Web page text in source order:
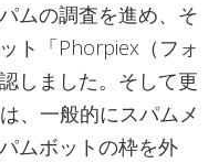
ムの調査を進め、そ
ト「Phorpiex（フォ
しました。そして更
、一般的にスパムメ
ムボットの枠を外